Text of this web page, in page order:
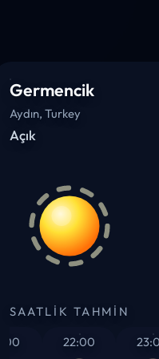
Germencik
Aydın, Turkey
Açık
SAATLIK TAHMIN
22:00 23:00